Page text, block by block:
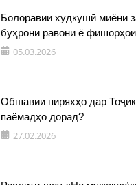
Болоравии худкушӣ миёни
бӯҳрони равонӣ ё
05.03.2026
Обшавии пиряхҳо дар
паёмадҳо дорад?
27.02.2026